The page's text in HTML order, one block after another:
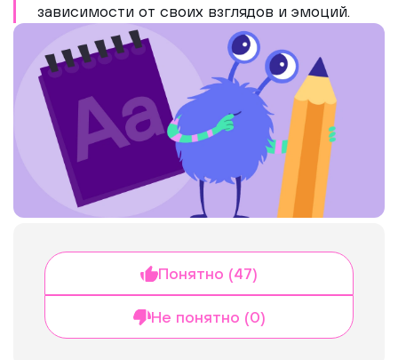
зависимости от своих взглядов и эмоций.
Понятно (47)
Не понятно (0)